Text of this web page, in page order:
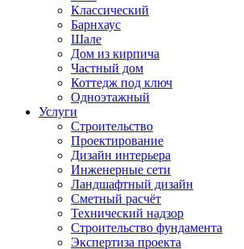
Классический
Барнхаус
Шале
Дом из кирпича
Частный дом
Коттедж под ключ
Одноэтажный
Услуги
Строительство
Проектирование
Дизайн интерьера
Инженерные сети
Ландшафтный дизайн
Сметный расчёт
Технический надзор
Строительство фундамента
Экспертиза проекта